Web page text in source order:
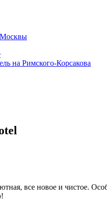
на Римского-Корсакова
все новое и чистое.